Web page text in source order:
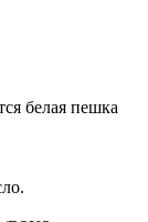
белая пешка